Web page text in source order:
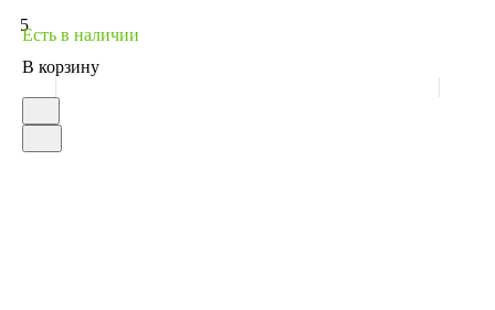
5
Есть в наличии
В корзину